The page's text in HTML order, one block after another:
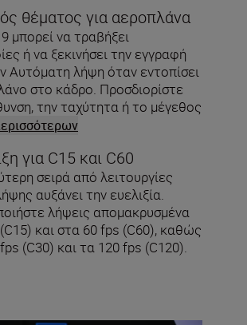
θέματος για αεροπλάνα
μπορεί να τραβήξει
ή να ξεκινήσει την εγγραφή
Αυτόματη λήψη όταν εντοπίσει
στο κάδρο. Προσδιορίστε
την ταχύτητα ή το μέγεθος
για να εντοπιστεί η
για C15 και C60
σειρά από λειτουργίες
αυξάνει την ευελιξία.
λήψεις απομακρυσμένα
και στα 60 fps (C60), καθώς
(C30) και τα 120 fps (C120).